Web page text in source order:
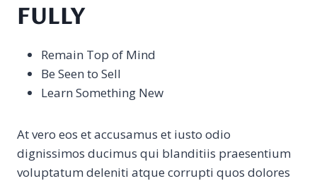
FULLY
Remain Top of Mind
Be Seen to Sell
Learn Something New
At vero eos et accusamus et iusto odio
dignissimos ducimus qui blanditiis praesentium
voluptatum deleniti atque corrupti quos dolores